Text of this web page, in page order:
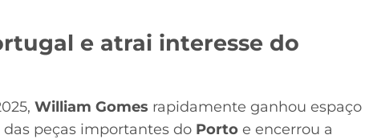
e atrai interesse do
William Gomes rapidamente ganhou espaço
peças importantes do Porto e encerrou a